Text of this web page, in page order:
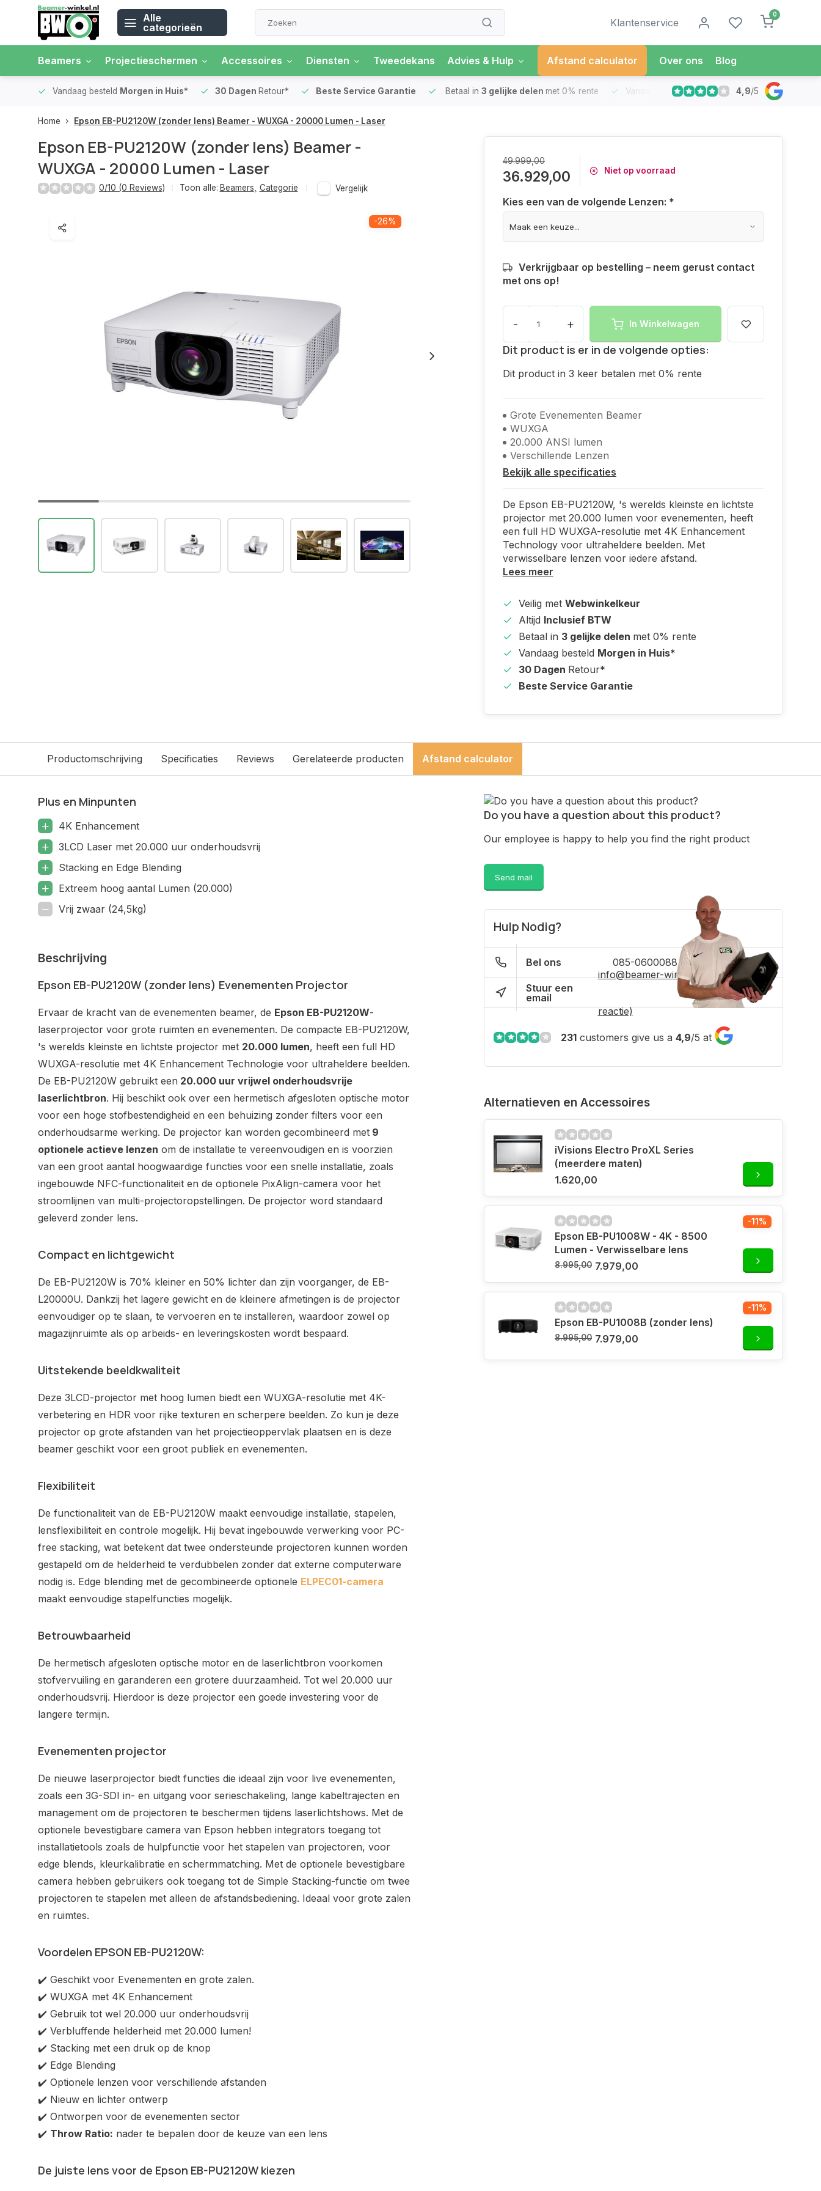
Alle
categorieën
Klantenservice
0
Beamers Projectieschermen Accessoires Diensten Tweedekans Advies & Hulp Afstand calculator Over ons Blog
Vandaag besteld Morgen in Huis* 30 Dagen Retour* Beste Service Garantie Betaal in 3 gelijke delen met 0% rente Vandaag besteldMorgen in Huis*
4,9/5
Home Epson EB-PU2120W (zonder lens) Beamer - WUXGA - 20000 Lumen - Laser
Epson EB-PU2120W (zonder lens) Beamer -
WUXGA - 20000 Lumen - Laser
0/10 (0 Reviews) Toon alle: Beamers Categorie Vergelijk
-26%
49.999,00
36.929,00 Niet op voorraad
Kies een van de volgende Lenzen: *
Verkrijgbaar op bestelling – neem gerust contact
met ons op!
- + In Winkelwagen
Dit product is er in de volgende opties:
Dit product in 3 keer betalen met 0% rente
Grote Evenementen Beamer
WUXGA
20.000 ANSI lumen
Verschillende Lenzen
Bekijk alle specificaties
De Epson EB-PU2120W, 's werelds kleinste en lichtste
projector met 20.000 lumen voor evenementen, heeft
een full HD WUXGA-resolutie met 4K Enhancement
Technology voor ultraheldere beelden. Met
verwisselbare lenzen voor iedere afstand.
Lees meer
Veilig met Webwinkelkeur
Altijd Inclusief BTW
Betaal in 3 gelijke delen met 0% rente
Vandaag besteld Morgen in Huis*
30 Dagen Retour*
Beste Service Garantie
Productomschrijving Specificaties Reviews Gerelateerde producten Afstand calculator
Plus en Minpunten
4K Enhancement
3LCD Laser met 20.000 uur onderhoudsvrij
Stacking en Edge Blending
Extreem hoog aantal Lumen (20.000)
Vrij zwaar (24,5kg)
Beschrijving
Epson EB-PU2120W (zonder lens) Evenementen Projector
Ervaar de kracht van de evenementen beamer, de Epson EB-PU2120W-
laserprojector voor grote ruimten en evenementen. De compacte EB-PU2120W,
's werelds kleinste en lichtste projector met 20.000 lumen, heeft een full HD
WUXGA-resolutie met 4K Enhancement Technologie voor ultraheldere beelden.
De EB-PU2120W gebruikt een 20.000 uur vrijwel onderhoudsvrije
laserlichtbron. Hij beschikt ook over een hermetisch afgesloten optische motor
voor een hoge stofbestendigheid en een behuizing zonder filters voor een
onderhoudsarme werking. De projector kan worden gecombineerd met 9
optionele actieve lenzen om de installatie te vereenvoudigen en is voorzien
van een groot aantal hoogwaardige functies voor een snelle installatie, zoals
ingebouwde NFC-functionaliteit en de optionele PixAlign-camera voor het
stroomlijnen van multi-projectoropstellingen. De projector word standaard
geleverd zonder lens.
Compact en lichtgewicht
De EB-PU2120W is 70% kleiner en 50% lichter dan zijn voorganger, de EB-
L20000U. Dankzij het lagere gewicht en de kleinere afmetingen is de projector
eenvoudiger op te slaan, te vervoeren en te installeren, waardoor zowel op
magazijnruimte als op arbeids- en leveringskosten wordt bespaard.
Uitstekende beeldkwaliteit
Deze 3LCD-projector met hoog lumen biedt een WUXGA-resolutie met 4K-
verbetering en HDR voor rijke texturen en scherpere beelden. Zo kun je deze
projector op grote afstanden van het projectieoppervlak plaatsen en is deze
beamer geschikt voor een groot publiek en evenementen.
Flexibiliteit
De functionaliteit van de EB-PU2120W maakt eenvoudige installatie, stapelen,
lensflexibiliteit en controle mogelijk. Hij bevat ingebouwde verwerking voor PC-
free stacking, wat betekent dat twee ondersteunde projectoren kunnen worden
gestapeld om de helderheid te verdubbelen zonder dat externe computerware
nodig is. Edge blending met de gecombineerde optionele ELPEC01-camera
maakt eenvoudige stapelfuncties mogelijk.
Betrouwbaarheid
De hermetisch afgesloten optische motor en de laserlichtbron voorkomen
stofvervuiling en garanderen een grotere duurzaamheid. Tot wel 20.000 uur
onderhoudsvrij. Hierdoor is deze projector een goede investering voor de
langere termijn.
Evenementen projector
De nieuwe laserprojector biedt functies die ideaal zijn voor live evenementen,
zoals een 3G-SDI in- en uitgang voor serieschakeling, lange kabeltrajecten en
management om de projectoren te beschermen tijdens laserlichtshows. Met de
optionele bevestigbare camera van Epson hebben integrators toegang tot
installatietools zoals de hulpfunctie voor het stapelen van projectoren, voor
edge blends, kleurkalibratie en schermmatching. Met de optionele bevestigbare
camera hebben gebruikers ook toegang tot de Simple Stacking-functie om twee
projectoren te stapelen met alleen de afstandsbediening. Ideaal voor grote zalen
en ruimtes.
Voordelen EPSON EB-PU2120W:
✔️ Geschikt voor Evenementen en grote zalen.
✔️ WUXGA met 4K Enhancement
✔️ Gebruik tot wel 20.000 uur onderhoudsvrij
✔️ Verbluffende helderheid met 20.000 lumen!
✔️ Stacking met een druk op de knop
✔️ Edge Blending
✔️ Optionele lenzen voor verschillende afstanden
✔️ Nieuw en lichter ontwerp
✔️ Ontworpen voor de evenementen sector
✔️ Throw Ratio: nader te bepalen door de keuze van een lens
De juiste lens voor de Epson EB-PU2120W kiezen
Do you have a question about this product?
Our employee is happy to help you find the right product
Send mail
Hulp Nodig?
Bel ons 085-0600088
Stuur een
email
info@beamer-winkel.nl (binnen 4 uur
reactie)
231 customers give us a 4,9/5 at
Alternatieven en Accessoires
iVisions Electro ProXL Series
(meerdere maten)
1.620,00
Epson EB-PU1008W - 4K - 8500
Lumen - Verwisselbare lens
8.995,00 7.979,00
-11%
Epson EB-PU1008B (zonder lens)
8.995,00 7.979,00
-11%